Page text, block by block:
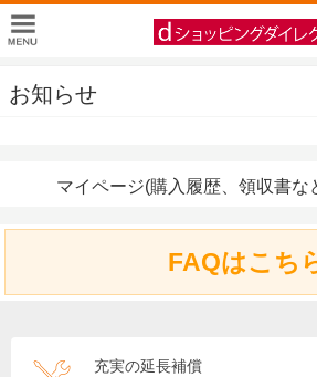
お知らせ
マイページ(購入履歴、領収書な
FAQはこち
充実の延長補償